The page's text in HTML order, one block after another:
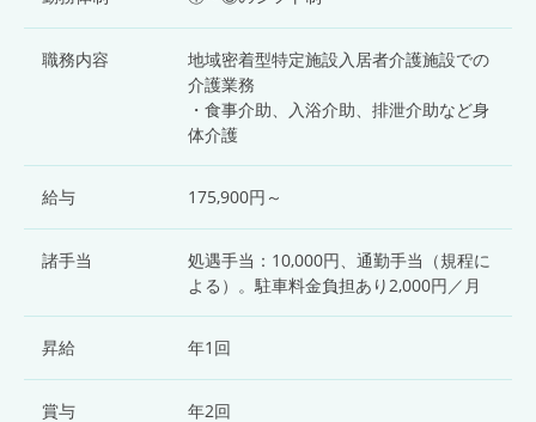
職務内容
地域密着型特定施設入居者介護施設での
介護業務
・食事介助、入浴介助、排泄介助など身
体介護
給与 175,900円～
諸手当
処遇手当：10,000円、通勤手当（規程に
よる）。駐車料金負担あり2,000円／月
昇給 年1回
賞与 年2回